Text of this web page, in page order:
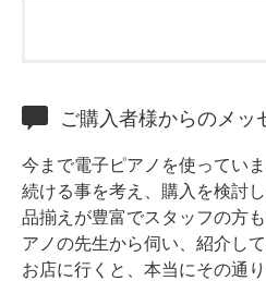
ホフマンアップライトピアノ
中古ピアノ
ご購入者様からのメッ
今まで電子ピアノを使ってい
続ける事を考え、購入を検討し
品揃えが豊富でスタッフの方
アノの先生から伺い、紹介し
お店に行くと、本当にその通